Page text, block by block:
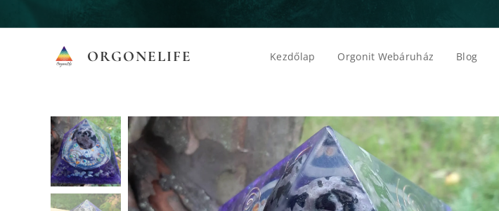
ORGONELIFE Kezdőlap Orgonit Webáruház Blog